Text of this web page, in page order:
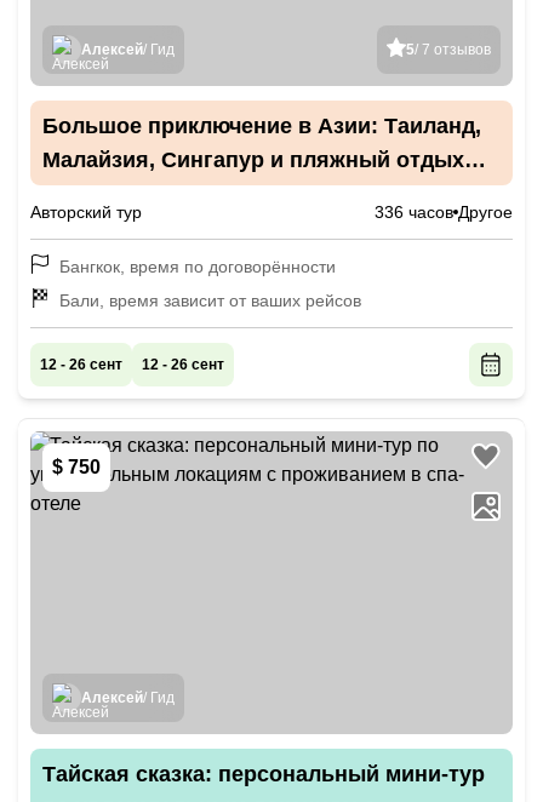
5/ 7 отзывов
Алексей/ Гид
Большое приключение в Азии: Таиланд,
Малайзия, Сингапур и пляжный отдых
Авторский тур 336 часов Другое
Бангкок, время по договорённости
Бали, время зависит от ваших рейсов
12 - 26 сент 12 - 26 сент
$ 750
Алексей/ Гид
Тайская сказка: персональный мини-тур